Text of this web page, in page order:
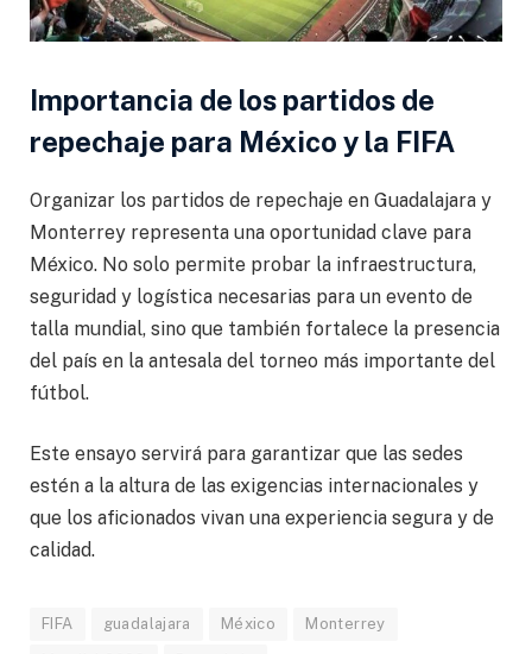
Importancia de los partidos de
repechaje para México y la FIFA
Organizar los partidos de repechaje en Guadalajara y
Monterrey representa una oportunidad clave para
México. No solo permite probar la infraestructura,
seguridad y logística necesarias para un evento de
talla mundial, sino que también fortalece la presencia
del país en la antesala del torneo más importante del
fútbol.
Este ensayo servirá para garantizar que las sedes
estén a la altura de las exigencias internacionales y
que los aficionados vivan una experiencia segura y de
calidad.
FIFA guadalajara México Monterrey